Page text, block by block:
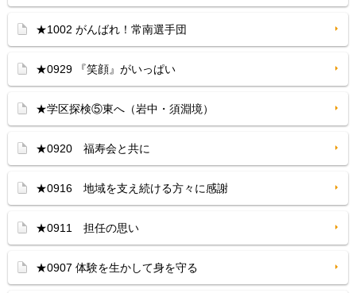
★1002 がんばれ！常南選手団
★0929 『笑顔』がいっぱい
★学区探検⑤東へ（岩中・須淵境）
★0920 福寿会と共に
★0916 地域を支え続ける方々に感謝
★0911 担任の思い
★0907 体験を生かして身を守る